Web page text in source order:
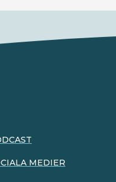
MEDIER